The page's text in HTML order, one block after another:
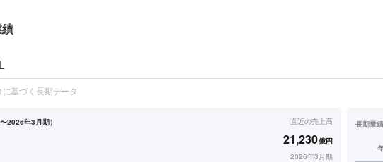
績
基づく長期データ
2026年3月期）
直近の売上高
21,230億円
2026年3月期
長期業